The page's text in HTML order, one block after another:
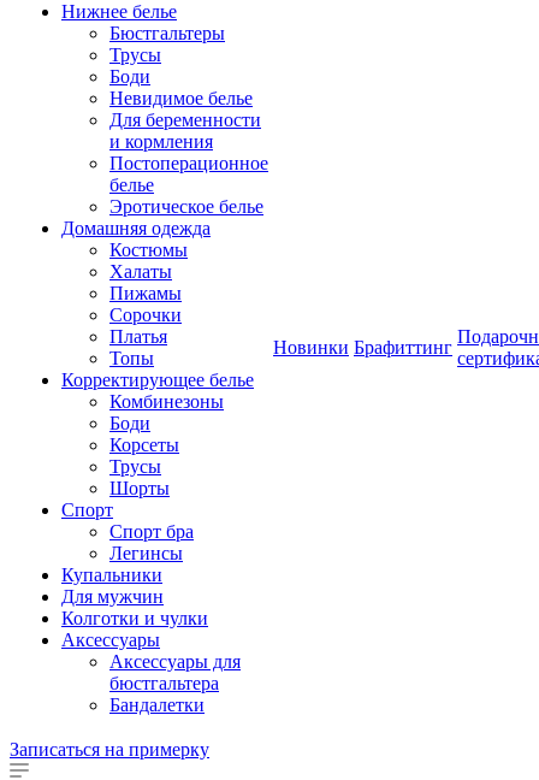
Нижнее белье
Бюстгальтеры
Трусы
Боди
Невидимое белье
Для беременности
и кормления
Постоперационное
белье
Эротическое белье
Домашняя одежда
Костюмы
Халаты
Пижамы
Сорочки
Платья
Топы
Корректирующее белье
Комбинезоны
Боди
Корсеты
Трусы
Шорты
Спорт
Спорт бра
Легинсы
Купальники
Для мужчин
Колготки и чулки
Аксессуары
Аксессуары для
бюстгальтера
Бандалетки
Новинки Брафиттинг
Записаться на примерку